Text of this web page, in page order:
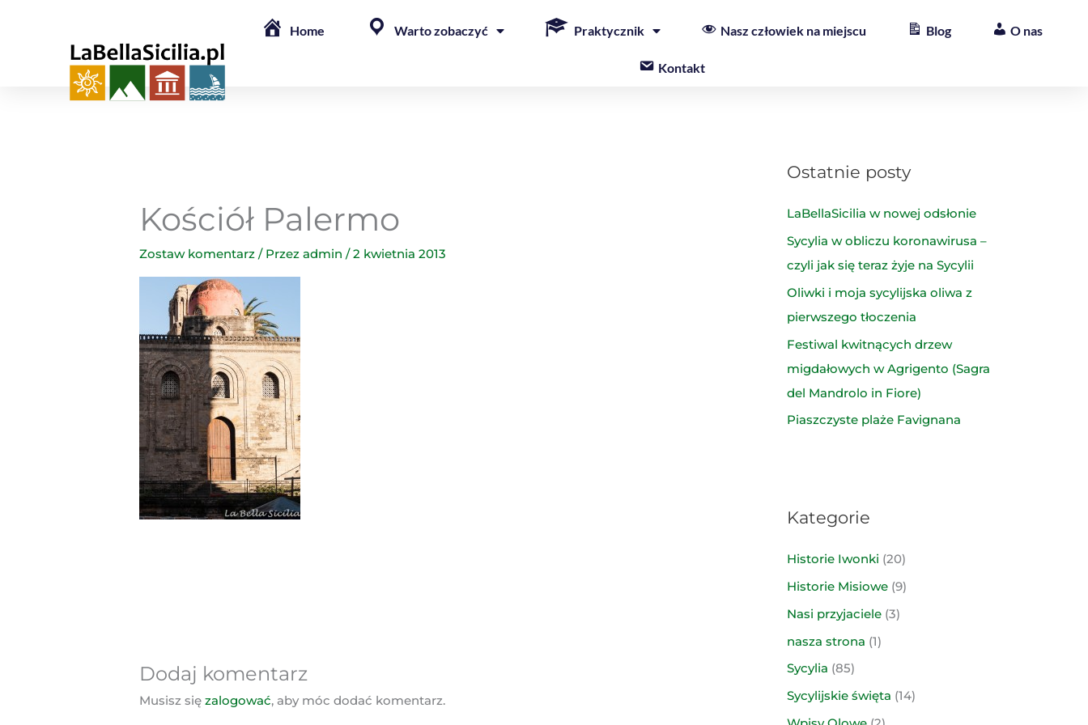
Home Warto zobaczyć Praktycznik Nasz człowiek na miejscu Blog O nas
Kontakt
Kościół Palermo
Zostaw komentarz / Przezadmin/2 kwietnia 2013
Dodaj komentarz
Musisz sięzalogować, aby móc dodać komentarz.
Ostatnie posty
LaBellaSicilia w nowej odsłonie
Sycylia w obliczu koronawirusa –
czyli jak się teraz żyje na Sycylii
Oliwki i moja sycylijska oliwa z
pierwszego tłoczenia
Festiwal kwitnących drzew
migdałowych w Agrigento (Sagra
del Mandrolo in Fiore)
Piaszczyste plaże Favignana
Kategorie
Historie Iwonki (20)
Historie Misiowe (9)
Nasi przyjaciele (3)
nasza strona (1)
Sycylia (85)
Sycylijskie święta (14)